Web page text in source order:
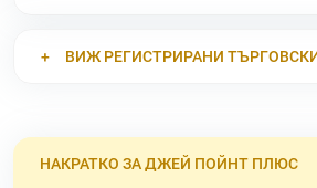
ВИЖ РЕГИСТРИРАНИ
НАКРАТКО ЗА ДЖЕЙ ПОЙНТ ПЛЮС